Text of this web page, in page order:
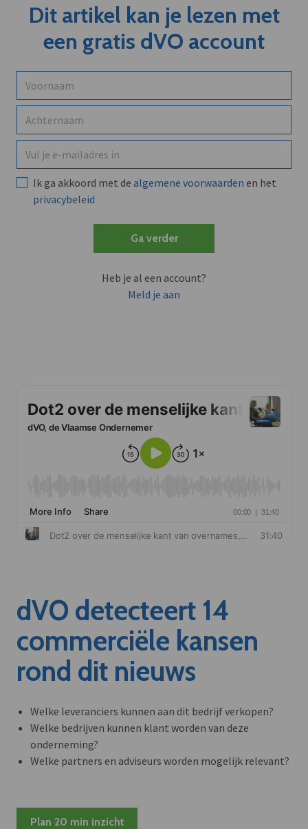
Dit artikel kan je lezen met
een gratis dVO account
Ik ga akkoord met de algemene voorwaarden en het
privacybeleid
Ga verder
Heb je al een account?
Meld je aan
dVO detecteert 14
commerciële kansen
rond dit nieuws
Welke leveranciers kunnen aan dit bedrijf verkopen?
Welke bedrijven kunnen klant worden van deze
onderneming?
Welke partners en adviseurs worden mogelijk relevant?
Plan 20 min inzicht